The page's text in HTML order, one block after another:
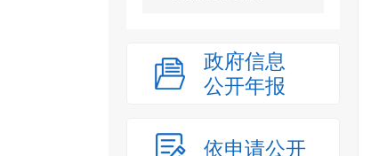
政府信息
公开年报
依申请公开